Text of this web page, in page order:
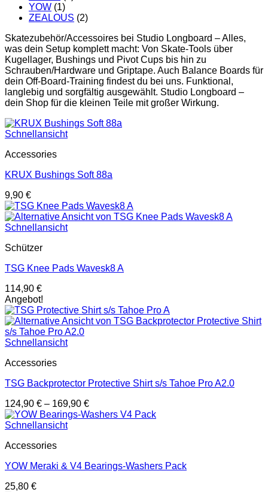
YOW (1)
ZEALOUS (2)
Skatezubehör/Accessoires bei Studio Longboard – Alles,
was dein Setup komplett macht: Von Skate-Tools über
Kugellager, Bushings und Pivot Cups bis hin zu
Schrauben/Hardware und Griptape. Auch Balance Boards für
dein Off-Board-Training findest du bei uns. Funktional,
langlebig und sorgfältig ausgewählt. Studio Longboard –
dein Shop für die kleinen Teile mit großer Wirkung.
Schnellansicht
Accessories
KRUX Bushings Soft 88a
9,90 €
Schnellansicht
Schützer
TSG Knee Pads Wavesk8 A
114,90 €
Angebot!
Schnellansicht
Accessories
TSG Backprotector Protective Shirt s/s Tahoe Pro A2.0
124,90 € – 169,90 €
Schnellansicht
Accessories
YOW Meraki & V4 Bearings-Washers Pack
25,80 €